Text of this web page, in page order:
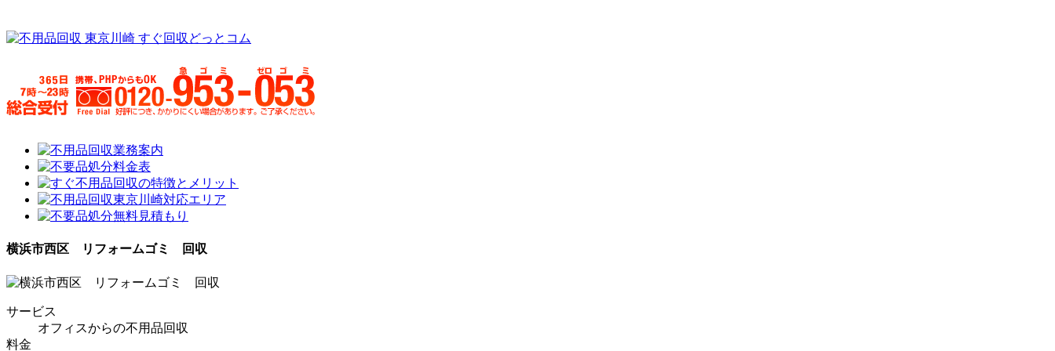
横浜市西区 リフォームゴミ 回収
サービス
オフィスからの不用品回収
料金